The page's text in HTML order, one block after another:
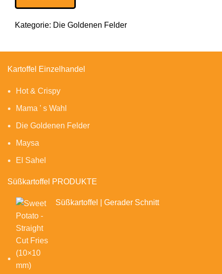
Kategorie: Die Goldenen Felder
Kartoffel Einzelhandel
Hot & Crispy
Mama ' s Wahl
Die Goldenen Felder
Maysa
El Sahel
Süßkartoffel PRODUKTE
Süßkartoffel | Gerader Schnitt